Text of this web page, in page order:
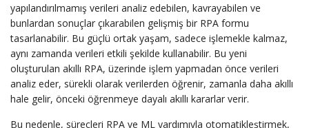
yapılandırılmamış verileri analiz edebilen, kavrayabilen ve
bunlardan sonuçlar çıkarabilen gelişmiş bir RPA formu
tasarlanabilir. Bu güçlü ortak yaşam, sadece işlemekle kalmaz,
aynı zamanda verileri etkili şekilde kullanabilir. Bu yeni
oluşturulan akıllı RPA, üzerinde işlem yapmadan önce verileri
analiz eder, sürekli olarak verilerden öğrenir, zamanla daha akıllı
hale gelir, önceki öğrenmeye dayalı akıllı kararlar verir.
Bu nedenle, süreçleri RPA ve ML yardımıyla otomatikleştirmek,